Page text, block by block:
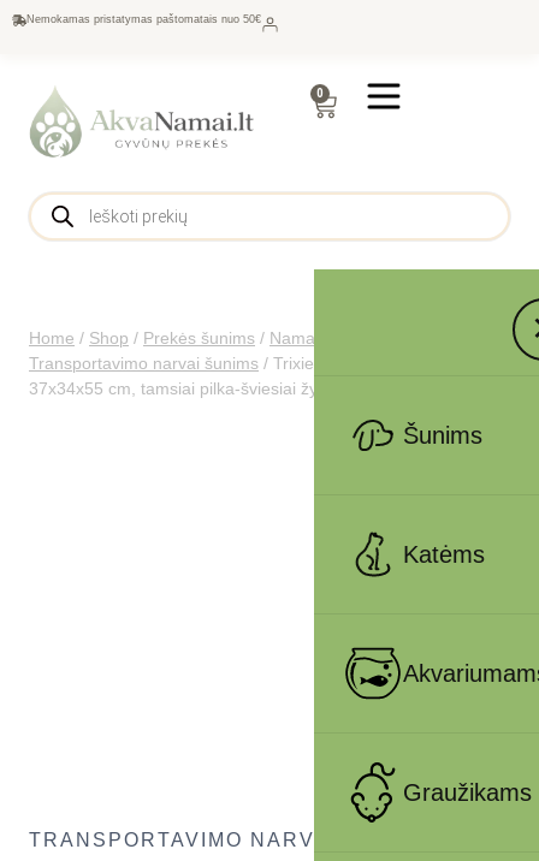
Nemokamas pristatymas paštomatais nuo 50€
0
Šunims
Katėms
Graužikams
Home / Shop / Prekės šunims / Namams šunims
Transportavimo narvai šunims / Trixie Capri 2 boksas, XS-S
37x34x55 cm, tamsiai pilka-šviesiai žydra
TRANSPORTAVIMO NARVAI ŠUNIMS